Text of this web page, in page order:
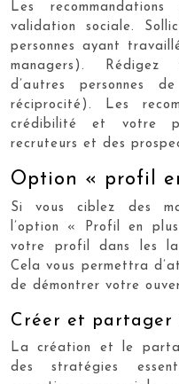
Les
validation sociale.
personnes ayant
managers). Rédigez
d’autres personnes
réciprocité). Les
crédibilité et votre
recruteurs et des
Option « profil
Si vous ciblez des
l’option « Profil en
votre profil dans les
Cela vous permettra
de démontrer votre
Créer et partager
La création et le
des stratégies